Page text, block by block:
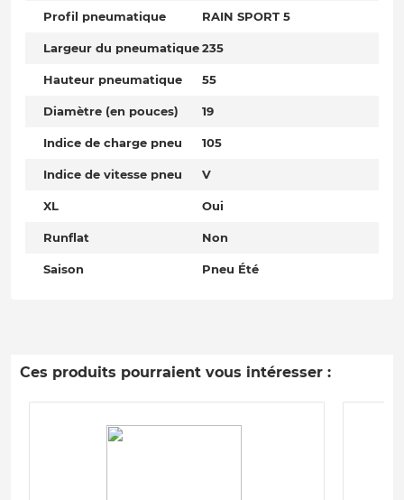
Profil pneumatique RAIN SPORT 5
Largeur du pneumatique235
Hauteur pneumatique 55
Diamètre (en pouces) 19
Indice de charge pneu 105
Indice de vitesse pneu V
XL Oui
Runflat Non
Saison Pneu Été
Ces produits pourraient vous intéresser :